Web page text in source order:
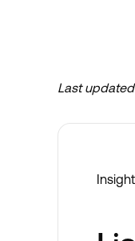
Last